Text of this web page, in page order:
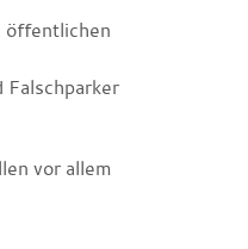
öffentlichen
Falschparker
vor allem